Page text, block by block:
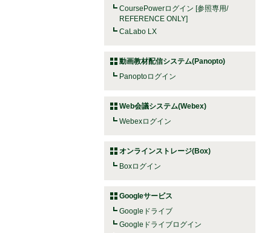
CoursePowerログイン [参照専用/
REFERENCE ONLY]
CaLabo LX
動画教材配信システム(Panopto)
Panoptoログイン
Web会議システム(Webex)
Webexログイン
オンラインストレージ(Box)
Boxログイン
Googleサービス
Googleドライブ
Googleドライブログイン